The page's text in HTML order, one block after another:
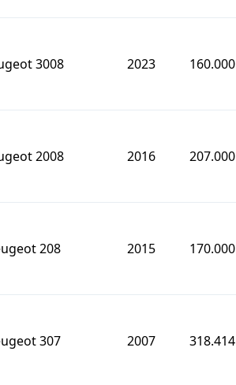
3008 2023 160.000
2008 2016 207.000
208 2015 170.000
307 2007 318.414